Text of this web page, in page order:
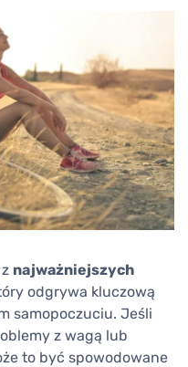
najważniejszych
odgrywa kluczową
samopoczuciu. Jeśli
z wagą lub
to być spowodowane